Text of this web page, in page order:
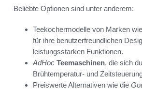
Beliebte Optionen sind unter anderem:
Teekochermodelle von Marken wie
für ihre benutzerfreundlichen
leistungsstarken Funktionen.
AdHoc Teemaschinen, die sich
Brühtemperatur- und
Preiswerte Alternativen wie die